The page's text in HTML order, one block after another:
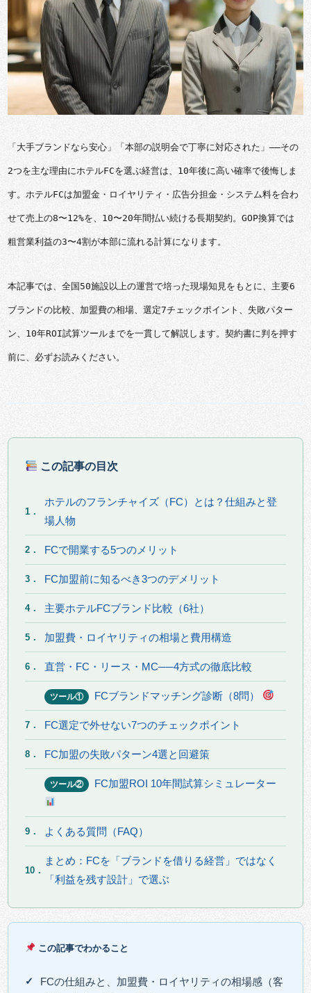
「大手ブランドなら安心」「本部の説明会で丁寧に対応された」——その
2つを主な理由にホテルFCを選ぶ経営は、10年後に高い確率で後悔しま
す。ホテルFCは加盟金・ロイヤリティ・広告分担金・システム料を合わ
せて売上の8〜12%を、10〜20年間払い続ける長期契約。GOP換算では
粗営業利益の3〜4割が本部に流れる計算になります。
本記事では、全国50施設以上の運営で培った現場知見をもとに、主要6
ブランドの比較、加盟費の相場、選定7チェックポイント、失敗パター
ン、10年ROI試算ツールまでを一貫して解説します。契約書に判を押す
前に、必ずお読みください。
この記事の目次
1．
ホテルのフランチャイズ（FC）とは？仕組みと登
場人物
2． FCで開業する5つのメリット
3． FC加盟前に知るべき3つのデメリット
4． 主要ホテルFCブランド比較（6社）
5． 加盟費・ロイヤリティの相場と費用構造
6． 直営・FC・リース・MC──4方式の徹底比較
ツール① FCブランドマッチング診断（8問）
7． FC選定で外せない7つのチェックポイント
8． FC加盟の失敗パターン4選と回避策
ツール② FC加盟ROI 10年間試算シミュレーター
9． よくある質問（FAQ）
10．
まとめ：FCを「ブランドを借りる経営」ではなく
「利益を残す設計」で選ぶ
この記事でわかること
FCの仕組みと、加盟費・ロイヤリティの相場感（客